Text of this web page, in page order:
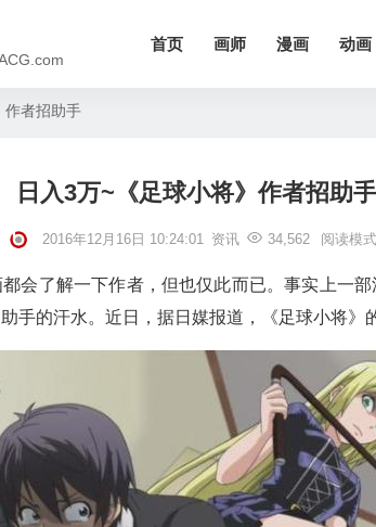
首页 画师 漫画 动画
作者招助手
日入3万~《足球小将》作者招助手
2016年12月16日 10:24:01 资讯 34,562 阅读模式
会了解一下作者，但也仅此而已。事实上一
手的汗水。近日，据日媒报道，《足球小将》